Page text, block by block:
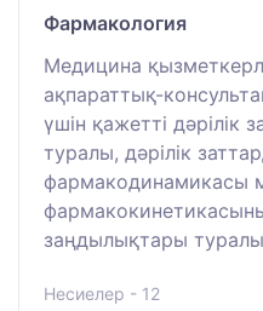
Фармакология
Медицина
ақпараттық-
үшін қажетті дәрілік
туралы, дәрілік
фармакодинамикасы
заңдылықтары туралы
Несиелер - 12